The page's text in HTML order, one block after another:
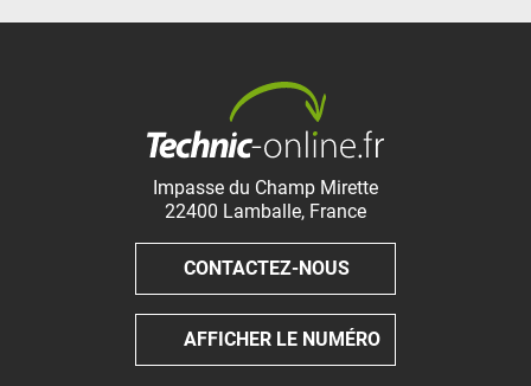
Impasse du Champ Mirette
22400 Lamballe, France
CONTACTEZ-NOUS
AFFICHER LE NUMÉRO